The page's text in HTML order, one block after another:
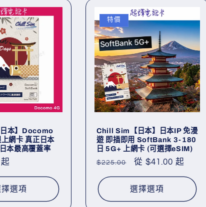
本】Docomo
網卡 真正日本
本最高覆蓋率
選項
特價
Chill Sim【日本】日本IP 免漫
遊 即插即用 SoftBank 3-180
日 5G+ 上網卡 (可選擇eSIM)
定
$225.00
售
從 $41.00 起
選擇選項